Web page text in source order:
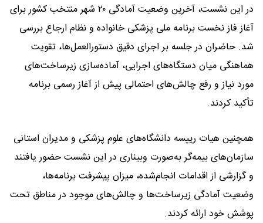
در این نشست، آخرین وضعیت آمادگی ۲۰ شهر منتخب کشور برای
آغاز فاز نخست برنامه ملی پزشکی خانواده و نظام ارجاع بررسی
شد. حاضران در جلسه بر اجرای دقیق دستورالعمل‌ها، تقویت
هماهنگی میان دستگاه‌های اجرایی، آماده‌سازی زیرساخت‌های
مورد نیاز و رفع چالش‌های احتمالی پیش از آغاز رسمی برنامه
تأکید کردند.
همچنین هیات‌ رییسه دانشگاه‌های علوم پزشکی و مدیران استانی
سازمان‌های بیمه‌گر به‌صورت وبیناری در این نشست حضور یافتند
و گزارشی از اقدامات انجام‌شده، میزان پیشرفت برنامه‌ها،
وضعیت آمادگی زیرساخت‌ها و چالش‌های موجود در مناطق تحت
پوشش خود ارائه کردند.